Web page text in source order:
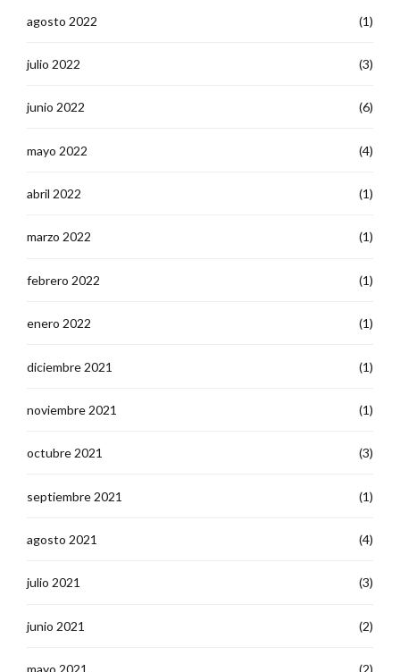
agosto 2022 (1)
julio 2022 (3)
junio 2022 (6)
mayo 2022 (4)
abril 2022 (1)
marzo 2022 (1)
febrero 2022 (1)
enero 2022 (1)
diciembre 2021 (1)
noviembre 2021 (1)
octubre 2021 (3)
septiembre 2021 (1)
agosto 2021 (4)
julio 2021 (3)
junio 2021 (2)